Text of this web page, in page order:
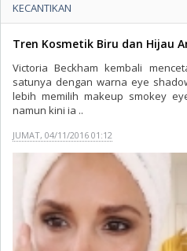
KECANTIKAN
Tren Kosmetik Biru dan Hijau
Victoria Beckham kembali
satunya dengan warna eye
lebih memilih makeup smokey
namun kini ia ..
JUMAT, 04/11/2016 01:12